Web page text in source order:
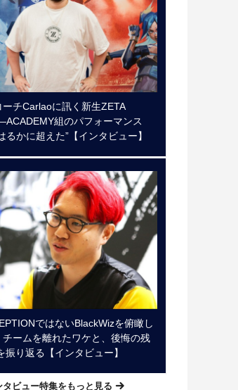
ーチCarlaoに訊く新生ZETA
組のパフォーマンス
るかに超えた”【インタビュー】
ではないBlackWizを俯瞰し
チームを離れたワケと、後悔の残
振り返る【インタビュー】
タビュー特集をもっと見る